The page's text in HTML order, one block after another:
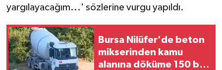
yargılayacağım...' sözlerine vurgu yapıldı.
Bursa Nilüfer'de beton
mikserinden kamu
alanına döküme 150 bin